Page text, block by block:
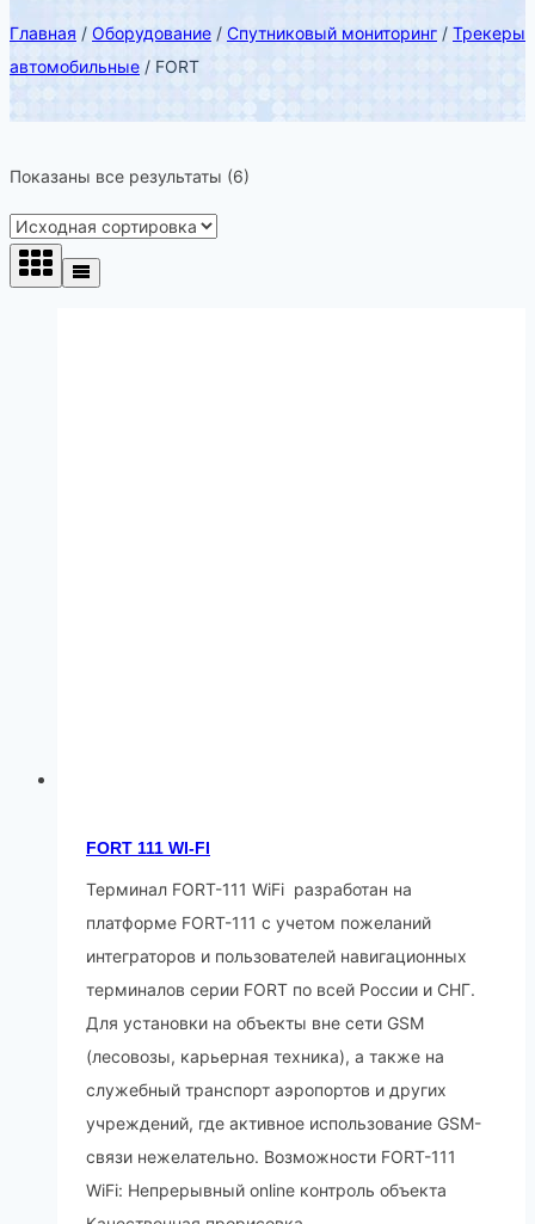
Главная / Оборудование / Спутниковый мониторинг / Трекеры
автомобильные / FORT
Показаны все результаты (6)
FORT 111 WI-FI
Терминал FORT-111 WiFi разработан на
платформе FORT-111 с учетом пожеланий
интеграторов и пользователей навигационных
терминалов серии FORT по всей России и СНГ.
Для установки на объекты вне сети GSM
(лесовозы, карьерная техника), а также на
служебный транспорт аэропортов и других
учреждений, где активное использование GSM-
связи нежелательно. Возможности FORT-111
WiFi: Непрерывный online контроль объекта